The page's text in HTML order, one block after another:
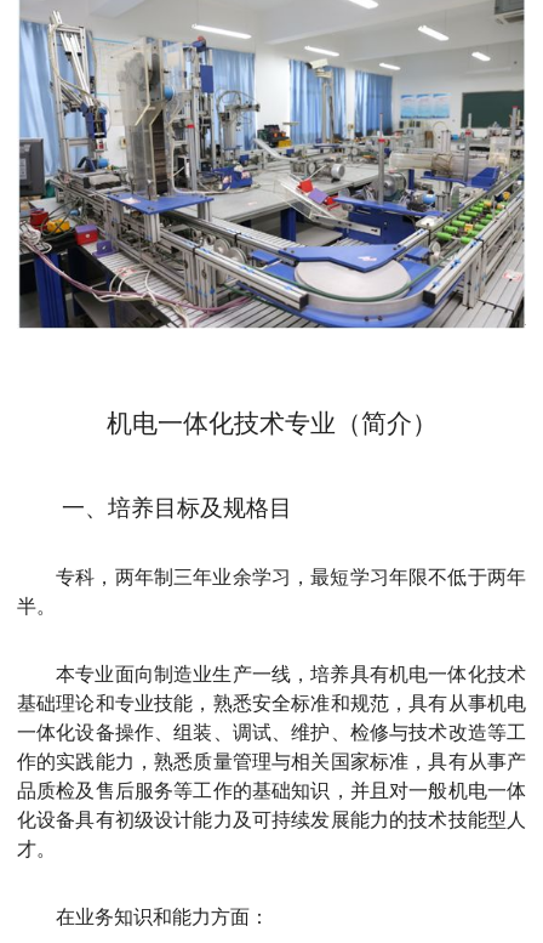
机电一体化技术专业 （简介）
一、培养目标及规格 目
专科，两年制三年业余学习，最短学习年限不低于两年
半。
本专业面向制造业生产一线，培养具有机电一体化技术
基础理论和专业技能，熟悉安全标准和规范，具有从事机电
一体化设备操作、组装、调试、维护、检修与技术改造等工
作的实践能力，熟悉质量管理与相关国家标准，具有从事产
品质检及售后服务等工作的基础知识，并且对一般机电一体
化设备具有初级设计能力及可持续发展能力的技术技能型人
才。
在业务知识和能力方面 ：